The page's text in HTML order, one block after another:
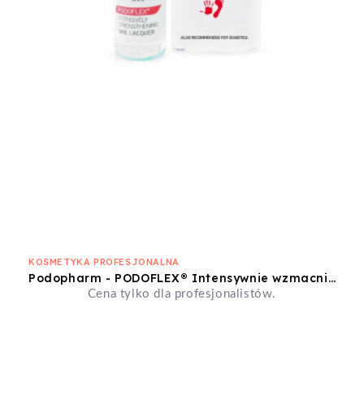
KOSMETYKA PROFESJONALNA
Podopharm - PODOFLEX® Intensywnie wzmacniający lakier do paznokci
Cena tylko dla profesjonalistów.